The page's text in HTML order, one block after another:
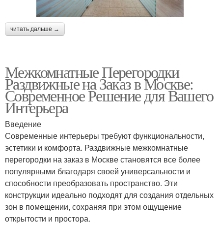
читать дальше →
Межкомнатные Перегородки
Раздвижные на Заказ в Москве:
Современное Решение для Вашего
Интерьера
Введение
Современные интерьеры требуют функциональности,
эстетики и комфорта. Раздвижные межкомнатные
перегородки на заказ в Москве становятся все более
популярными благодаря своей универсальности и
способности преобразовать пространство. Эти
конструкции идеально подходят для создания отдельных
зон в помещении, сохраняя при этом ощущение
открытости и простора.